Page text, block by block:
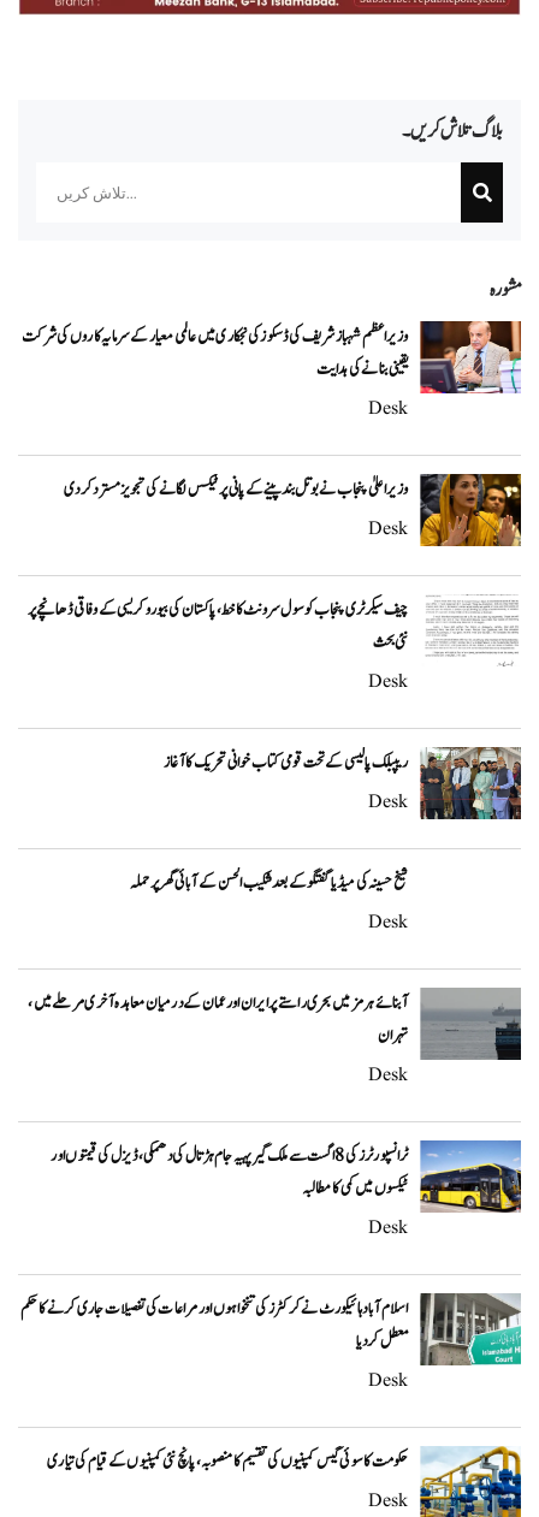
بلاگ تلاش کریں۔
مشورہ
وزیراعظم شہباز شریف کی ڈسکوز کی نجکاری میں عالمی معیار کے سرمایہ کاروں کی شرکت
یقینی بنانے کی ہدایت
Desk
وزیراعلیٰ پنجاب نے بوتل بند پینے کے پانی پر ٹیکس لگانے کی تجویز مسترد کر دی
Desk
چیف سیکرٹری پنجاب کو سول سرونٹ کا خط، پاکستان کی بیوروکریسی کے وفاقی ڈھانچے پر
نئی بحث
Desk
ریپبلک پالیسی کے تحت قومی کتاب خوانی تحریک کا آغاز
Desk
شیخ حسینہ کی میڈیا گفتگو کے بعد شکیب الحسن کے آبائی گھر پر حملہ
Desk
آبنائے ہرمز میں بحری راستے پر ایران اور عمان کے درمیان معاہدہ آخری مرحلے میں،
تہران
Desk
ٹرانسپورٹرز کی 8 اگست سے ملک گیر پہیہ جام ہڑتال کی دھمکی، ڈیزل کی قیمتوں اور
ٹیکسوں میں کمی کا مطالبہ
Desk
اسلام آباد ہائیکورٹ نے کرکٹرز کی تنخواہوں اور مراعات کی تفصیلات جاری کرنے کا حکم
معطل کر دیا
Desk
حکومت کا سوئی گیس کمپنیوں کی تقسیم کا منصوبہ، پانچ نئی کمپنیوں کے قیام کی تیاری
Desk